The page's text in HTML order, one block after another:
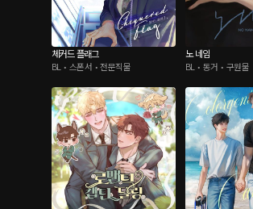
체커드 플래그
BL • 스폰서 • 전문직물
노 네임
BL • 동거 • 구원물